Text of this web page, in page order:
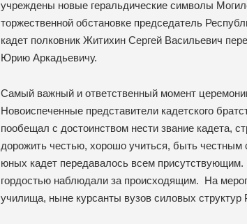
учреждены новые геральдические символы
торжественной обстановке председатель
кадет полковник Житихин Сергей Васильевич
Юрию Аркадьевичу.
Самый важный и ответственный момент
Новоиспеченные представители кадетского
пообещал с достоинством нести звание кадета,
дорожить честью, хорошо учиться, быть
юных кадет передавалось всем присутствующим.
гордостью наблюдали за происходящим. На
училища, ныне курсанты вузов силовых структур